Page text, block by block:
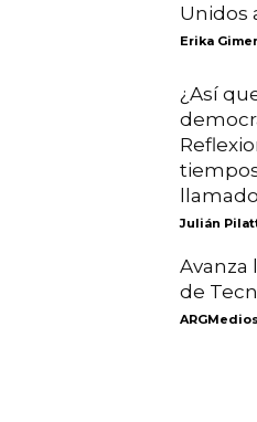
Unidos
Erika
¿Así
Julián
Avanza
de
ARGMedios